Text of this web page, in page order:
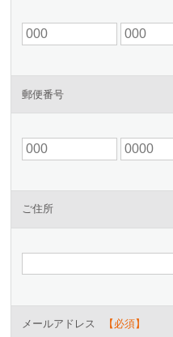
郵便番号
ご住所
メールアドレス